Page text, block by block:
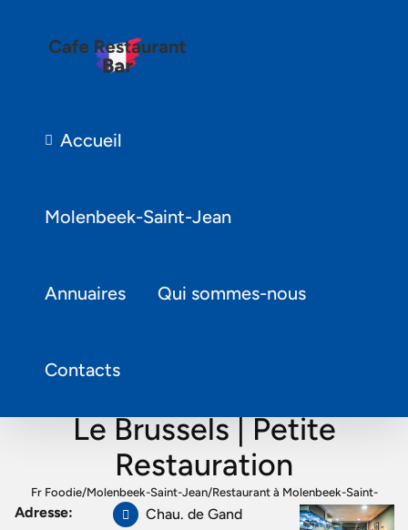
Accueil
Molenbeek-Saint-Jean
Annuaires Qui sommes-nous
Contacts
Le Brussels | Petite
Restauration
Fr Foodie/Molenbeek-Saint-Jean/Restaurant à Molenbeek-Saint-
Jean Le Brussels | Petite Restauration
Adresse:
Chau. de Gand